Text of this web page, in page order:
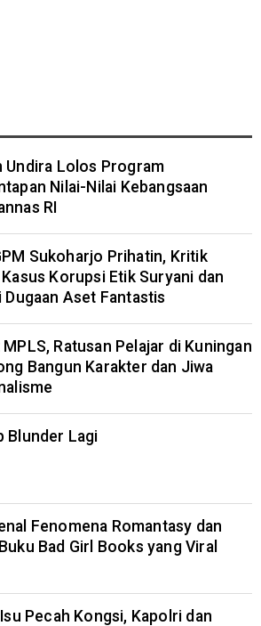
Undira Lolos Program
Nilai-Nilai Kebangsaan
RI
Sukoharjo Prihatin, Kritik
Kasus Korupsi Etik Suryani dan
Aset Fantastis
MPLS, Ratusan Pelajar di Kuningan
Bangun Karakter dan Jiwa
Blunder Lagi
Fenomena Romantasy dan
Bad Girl Books yang Viral
Pecah Kongsi, Kapolri dan